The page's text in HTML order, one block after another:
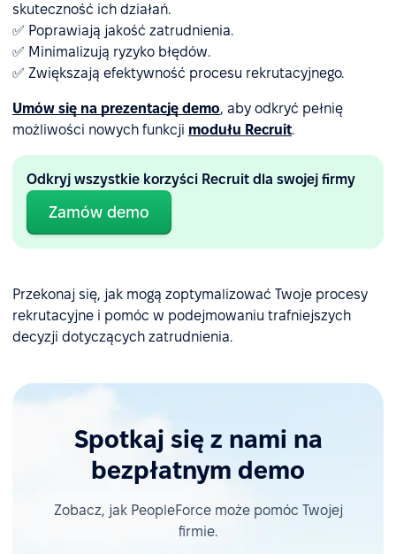
skuteczność ich działań.
✅ Poprawiają jakość zatrudnienia.
✅ Minimalizują ryzyko błędów.
✅ Zwiększają efektywność procesu rekrutacyjnego.
Umów się na prezentację demo, aby odkryć pełnię
możliwości nowych funkcji modułu Recruit.
Odkryj wszystkie korzyści Recruit dla swojej firmy
Zamów demo
Przekonaj się, jak mogą zoptymalizować Twoje procesy
rekrutacyjne i pomóc w podejmowaniu trafniejszych
decyzji dotyczących zatrudnienia.
Spotkaj się z nami na
bezpłatnym demo
Zobacz, jak PeopleForce może pomóc Twojej
firmie.